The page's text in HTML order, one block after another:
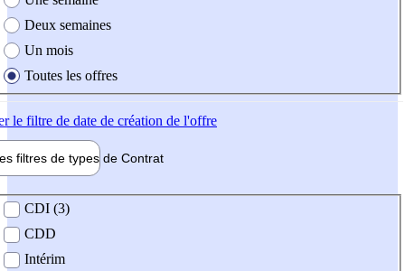
Deux semaines
Un mois
Toutes les offres
le filtre de date de création de l'offre
filtres de types de Contrat
contrat
CDI (3)
CDD
Intérim